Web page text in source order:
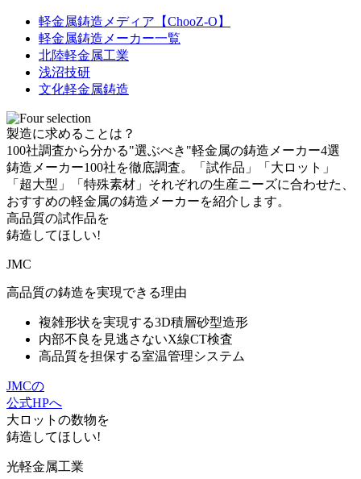
軽金属鋳造メディア【ChooZ-O】
軽金属鋳造メーカー一覧
北陸軽金属工業
浅沼技研
文化軽金属鋳造
製造に求めることは？
100社調査から分かる"選ぶべき"軽金属の鋳造メーカー4選
鋳造メーカー100社を徹底調査。「試作品」「大ロット」
「超大型」「特殊素材」それぞれの生産ニーズに合わせた、
おすすめの軽金属の鋳造メーカーを紹介します。
高品質の試作品を
鋳造してほしい!
JMC
高品質の鋳造を実現できる理由
複雑形状を実現する3D積層砂型造形
内部不良を見逃さないX線CT検査
高品質を担保する室温管理システム
JMCの
公式HPへ
大ロット の数物を
鋳造してほしい!
光軽金属工業